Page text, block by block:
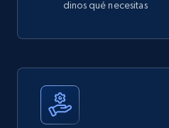
dinos qué necesitas